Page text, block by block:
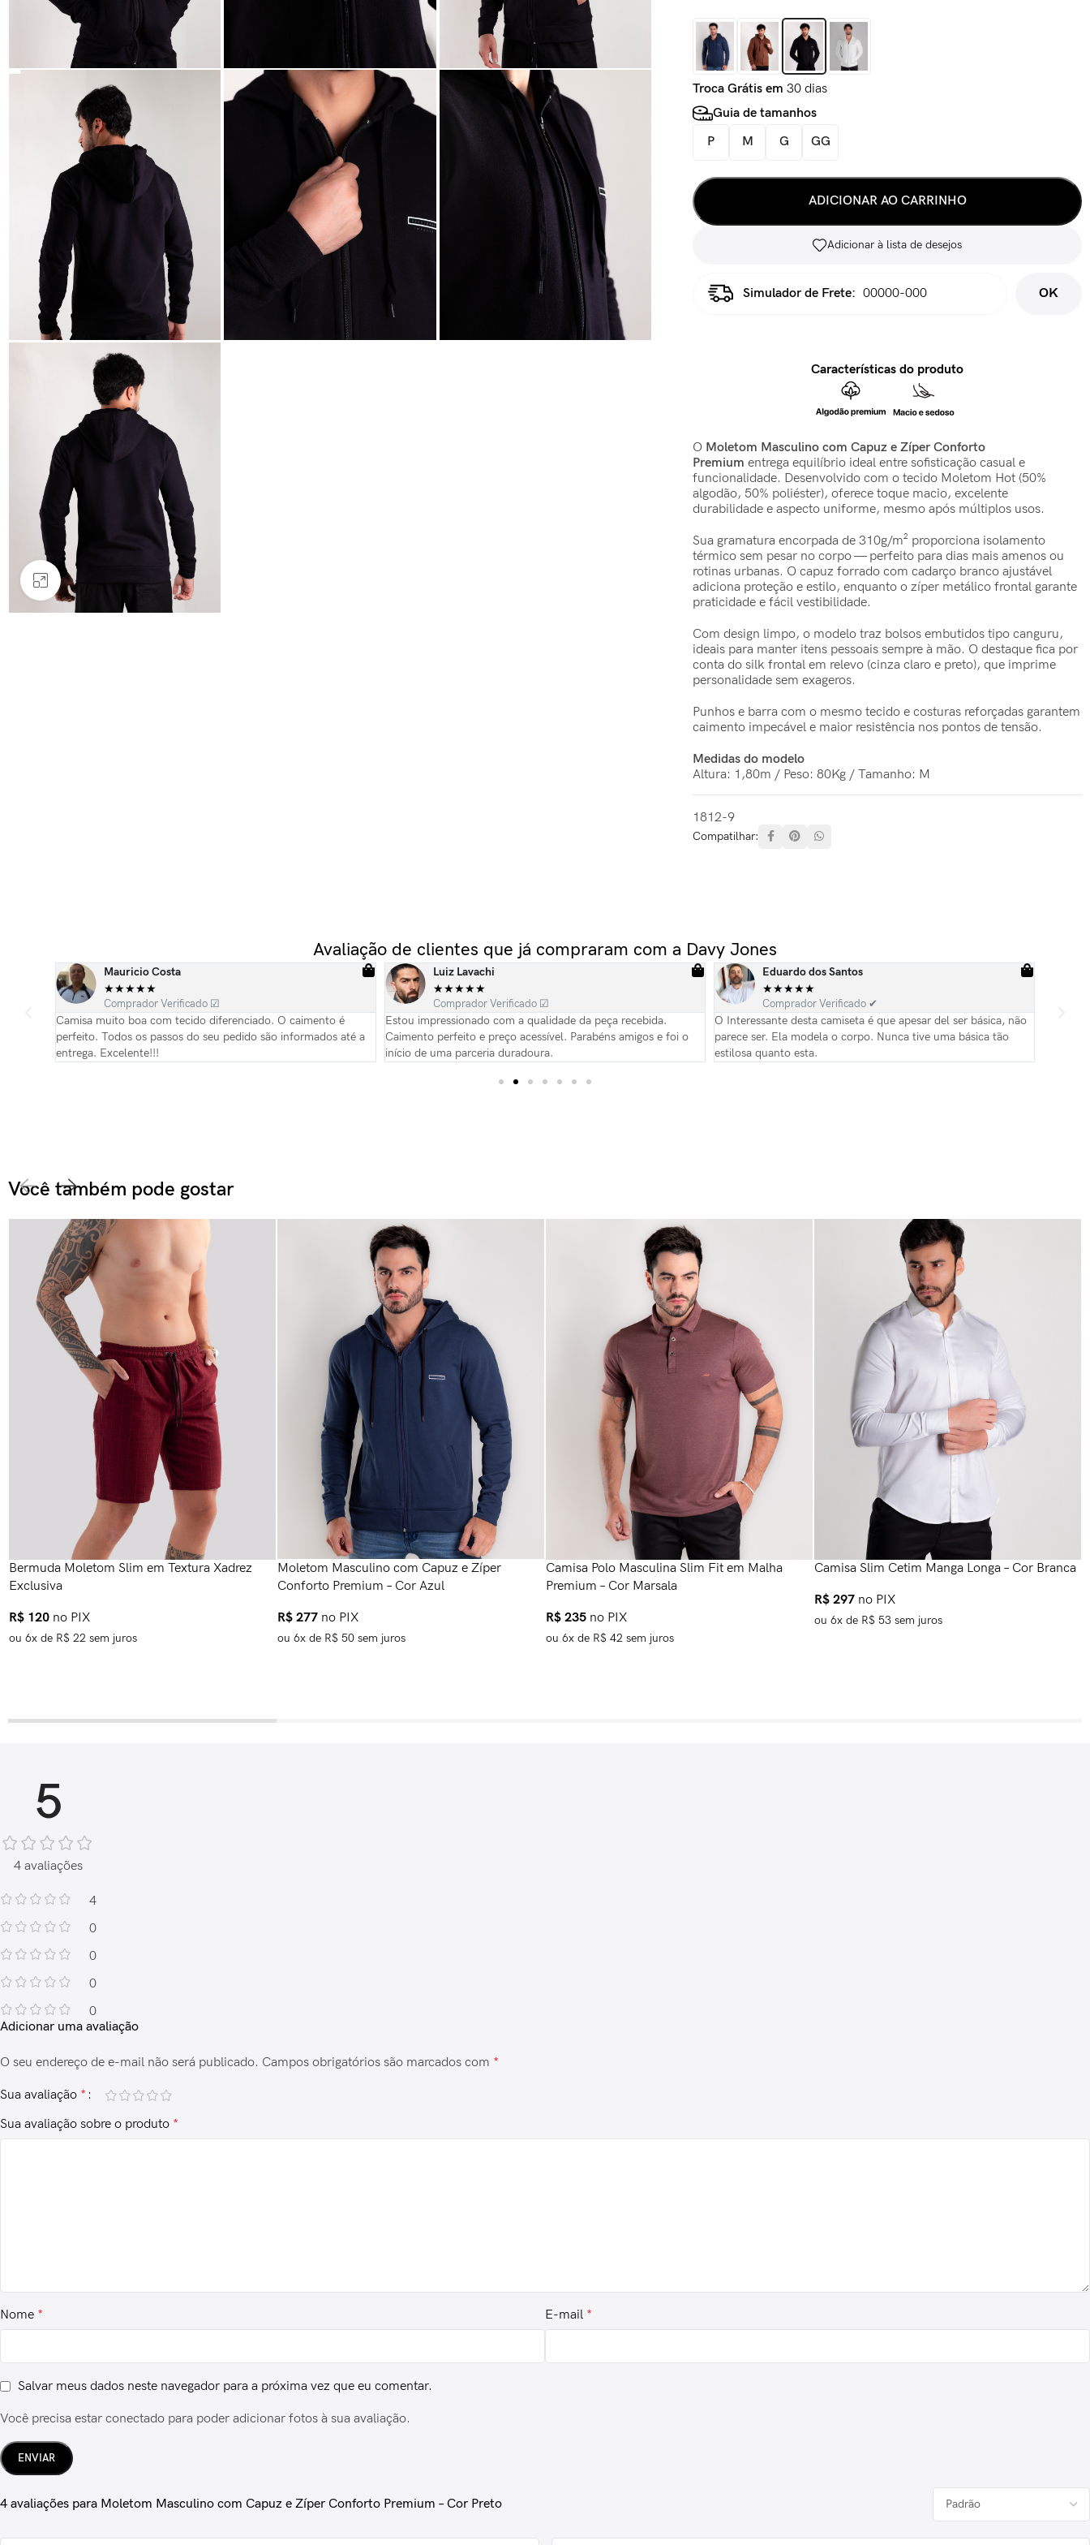
Clique para ampliar
Troca Grátis em 30 dias
Guia de tamanhos
P
M G GG
ADICIONAR AO CARRINHO
Adicionar à lista de desejos
Simulador de Frete: OK
Características do produto
O Moletom Masculino com Capuz e Zíper Conforto
Premiumentrega equilíbrio ideal entre sofisticação casual e
funcionalidade. Desenvolvido com o tecido Moletom Hot (50%
algodão, 50% poliéster), oferece toque macio, excelente
durabilidade e aspecto uniforme, mesmo após múltiplos usos.
Sua gramatura encorpada de 310g/m² proporciona isolamento
térmico sem pesar no corpo — perfeito para dias mais amenos ou
rotinas urbanas. O capuz forrado com cadarço branco ajustável
adiciona proteção e estilo, enquanto o zíper metálico frontal garante
praticidade e fácil vestibilidade.
Com design limpo, o modelo traz bolsos embutidos tipo canguru,
ideais para manter itens pessoais sempre à mão. O destaque fica por
conta do silk frontal em relevo (cinza claro e preto), que imprime
personalidade sem exageros.
Punhos e barra com o mesmo tecido e costuras reforçadas garantem
caimento impecável e maior resistência nos pontos de tensão.
Medidas do modelo
Altura: 1,80m / Peso: 80Kg / Tamanho: M
1812-9
Compatilhar:
Avaliação de clientes que já compraram com a Davy Jones
Mauricio Costa
★★★★★
Comprador Verificado ☑
Camisa muito boa com tecido diferenciado. O caimento é
perfeito. Todos os passos do seu pedido são informados até a
entrega. Excelente!!!
Luiz Lavachi
★★★★★
Comprador Verificado ☑
Estou impressionado com a qualidade da peça recebida.
Caimento perfeito e preço acessível. Parabéns amigos e foi o
início de uma parceria duradoura.
Eduardo dos Santos
★★★★★
Comprador Verificado ✔
O Interessante desta camiseta é que apesar del ser básica, não
parece ser. Ela modela o corpo. Nunca tive uma básica tão
estilosa quanto esta.
Você também pode gostar​
Bermuda Moletom Slim em Textura Xadrez
Exclusiva
R$ 120 no PIX
ou 6x de R$ 22 sem juros
Moletom Masculino com Capuz e Zíper
Conforto Premium – Cor Azul
R$ 277 no PIX
ou 6x de R$ 50 sem juros
Camisa Polo Masculina Slim Fit em Malha
Premium – Cor Marsala
R$ 235 no PIX
ou 6x de R$ 42 sem juros
Camisa Slim Cetim Manga Longa – Cor Branca
R$ 297 no PIX
ou 6x de R$ 53 sem juros
5
4 avaliações
4
0
0
0
0
4 avaliações para Moletom Masculino com Capuz e Zíper Conforto Premium – Cor Preto
Adicionar uma avaliação
O seu endereço de e-mail não será publicado. Campos obrigatórios são marcados com *
Sua avaliação *
Sua avaliação sobre o produto *
Nome * E-mail *
Salvar meus dados neste navegador para a próxima vez que eu comentar.
Você precisa estar conectado para poder adicionar fotos à sua avaliação.